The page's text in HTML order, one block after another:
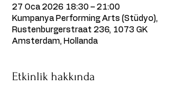
27 Oca 2026 18:30 – 21:00
Kumpanya Performing Arts (Stüdyo),
Rustenburgerstraat 236, 1073 GK
Amsterdam, Hollanda
Etkinlik hakkında